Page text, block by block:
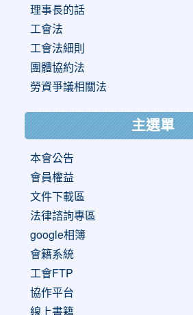
理事長的話
工會法
工會法細則
團體協約法
勞資爭議相關法
主選單
本會公告
會員權益
文件下載區
法律諮詢專區
google相簿
會籍系統
工會FTP
協作平台
線上書籍